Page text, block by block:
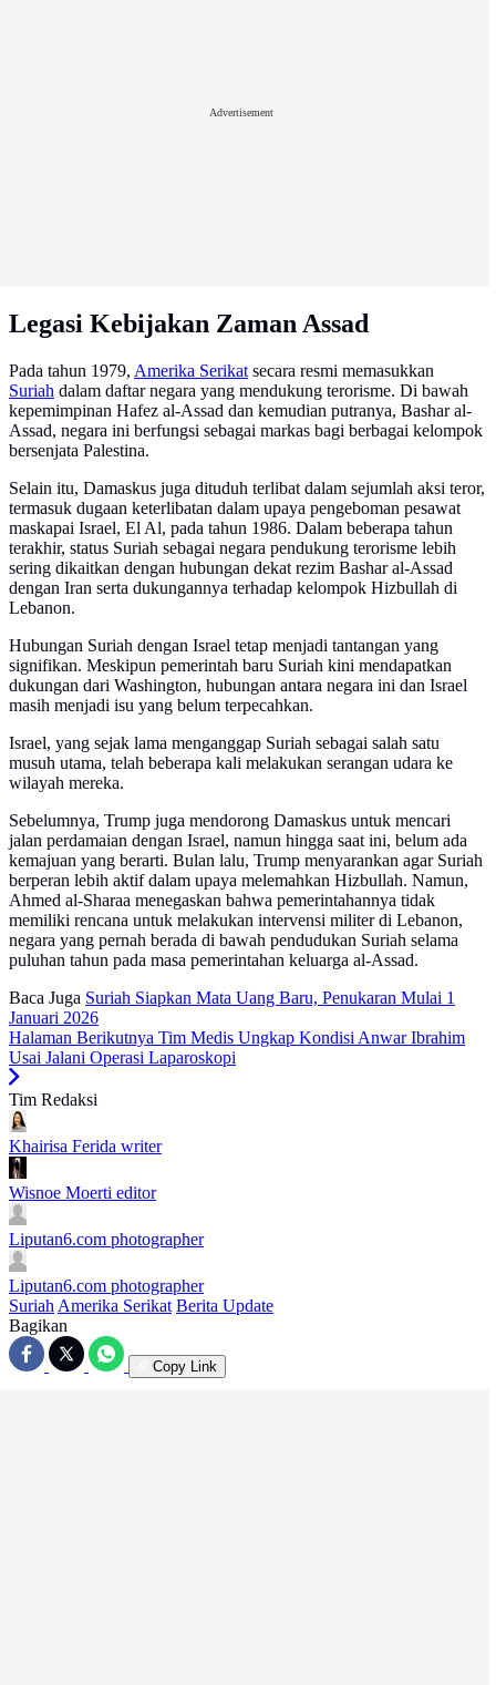
Advertisement
Legasi Kebijakan Zaman Assad
Pada tahun 1979, Amerika Serikat secara resmi memasukkan
Suriah dalam daftar negara yang mendukung terorisme. Di bawah
kepemimpinan Hafez al-Assad dan kemudian putranya, Bashar al-
Assad, negara ini berfungsi sebagai markas bagi berbagai kelompok
bersenjata Palestina.
Selain itu, Damaskus juga dituduh terlibat dalam sejumlah aksi teror,
termasuk dugaan keterlibatan dalam upaya pengeboman pesawat
maskapai Israel, El Al, pada tahun 1986. Dalam beberapa tahun
terakhir, status Suriah sebagai negara pendukung terorisme lebih
sering dikaitkan dengan hubungan dekat rezim Bashar al-Assad
dengan Iran serta dukungannya terhadap kelompok Hizbullah di
Lebanon.
Hubungan Suriah dengan Israel tetap menjadi tantangan yang
signifikan. Meskipun pemerintah baru Suriah kini mendapatkan
dukungan dari Washington, hubungan antara negara ini dan Israel
masih menjadi isu yang belum terpecahkan.
Israel, yang sejak lama menganggap Suriah sebagai salah satu
musuh utama, telah beberapa kali melakukan serangan udara ke
wilayah mereka.
Sebelumnya, Trump juga mendorong Damaskus untuk mencari
jalan perdamaian dengan Israel, namun hingga saat ini, belum ada
kemajuan yang berarti. Bulan lalu, Trump menyarankan agar Suriah
berperan lebih aktif dalam upaya melemahkan Hizbullah. Namun,
Ahmed al-Sharaa menegaskan bahwa pemerintahannya tidak
memiliki rencana untuk melakukan intervensi militer di Lebanon,
negara yang pernah berada di bawah pendudukan Suriah selama
puluhan tahun pada masa pemerintahan keluarga al-Assad.
Baca Juga Suriah Siapkan Mata Uang Baru, Penukaran Mulai 1
Januari 2026
Halaman Berikutnya Tim Medis Ungkap Kondisi Anwar Ibrahim
Usai Jalani Operasi Laparoskopi
Tim Redaksi
Khairisa Ferida writer
Wisnoe Moerti editor
Liputan6.com photographer
Liputan6.com photographer
Suriah Amerika Serikat Berita Update
Bagikan
Copy Link